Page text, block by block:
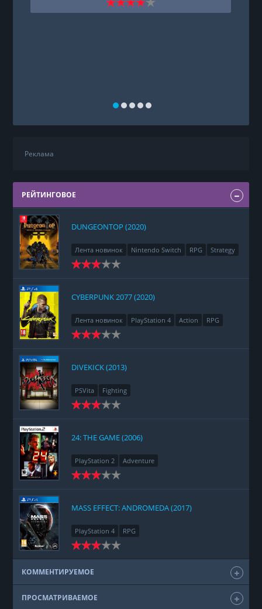
Реклама
РЕЙТИНГОВОЕ
DUNGEONTOP (2020)
Лента новинок Nintendo Switch RPG Strategy
CYBERPUNK 2077 (2020)
Лента новинок PlayStation 4 Action
RPG
Racing
Adventure
DIVEKICK (2013)
PSVita Fighting
24: THE GAME (2006)
PlayStation 2 Adventure
MASS EFFECT: ANDROMEDA (2017)
PlayStation 4 RPG
КОММЕНТИРУЕМОЕ
ПРОСМАТРИВАЕМОЕ